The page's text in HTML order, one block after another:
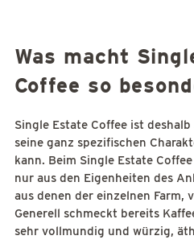
Was macht
Coffee so
Single Estate Coffee ist
seine ganz spezifischen
kann. Beim Single Estate
nur aus den Eigenheiten des
aus denen der einzelnen Farm,
Generell schmeckt bereits
sehr vollmundig und würzig,